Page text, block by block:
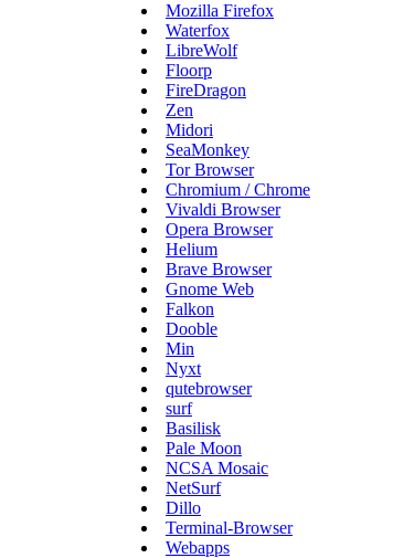
Mozilla Firefox
Waterfox
LibreWolf
Floorp
FireDragon
Zen
Midori
SeaMonkey
Tor Browser
Chromium / Chrome
Vivaldi Browser
Opera Browser
Helium
Brave Browser
Gnome Web
Falkon
Dooble
Min
Nyxt
qutebrowser
surf
Basilisk
Pale Moon
NCSA Mosaic
NetSurf
Dillo
Terminal-Browser
Webapps